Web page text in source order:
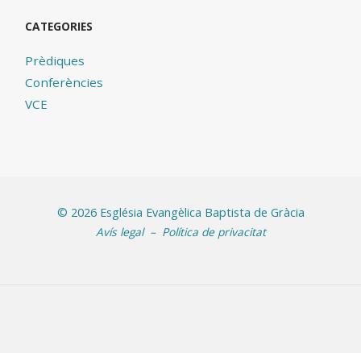
CATEGORIES
Prèdiques
Conferències
VCE
© 2026 Església Evangèlica Baptista de Gràcia
Avís legal– Política de privacitat